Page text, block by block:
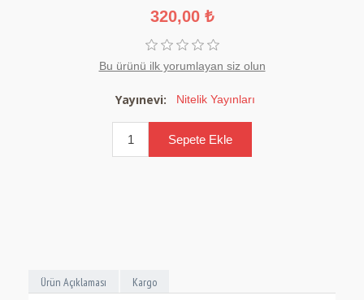
320,00 ₺
Bu ürünü ilk yorumlayan siz olun
Yayınevi: Nitelik Yayınları
Ürün Açıklaması Kargo